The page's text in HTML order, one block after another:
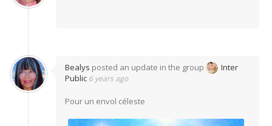
Bealys posted an update in the group
Inter
Public 6 years ago
Pour un envol céleste